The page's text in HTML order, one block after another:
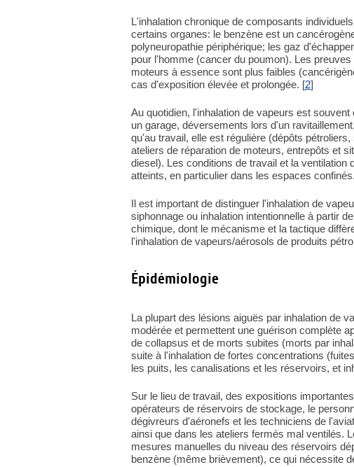
L'inhalation chronique de composants
certains organes: le benzène est un
polyneuropathie périphérique; les gaz
pour l'homme (cancer du poumon). Les
moteurs à essence sont plus faibles
cas d'exposition élevée et prolongée. [2]
Au quotidien, l'inhalation de vapeurs est
un garage, déversements lors d'un
qu'au travail, elle est régulière (dépôts
ateliers de réparation de moteurs, entrepôts et
diesel). Les conditions de travail et la
atteints, en particulier dans les espaces
Il est important de distinguer l'inhalation de
siphonnage ou inhalation intentionnelle à partir
chimique, dont le mécanisme et la tactique
l'inhalation de vapeurs/aérosols de produits
Épidémiologie
La plupart des lésions aiguës par inhalation de
modérée et permettent une guérison complète
de collapsus et de morts subites (morts par
suite à l'inhalation de fortes concentrations
les puits, les canalisations et les réservoirs, et
Sur le lieu de travail, des expositions
opérateurs de réservoirs de stockage, le
dégivreurs d'aéronefs et les techniciens de
ainsi que dans les ateliers fermés mal ventilés.
mesures manuelles du niveau des réservoirs
benzène (même brièvement), ce qui nécessite